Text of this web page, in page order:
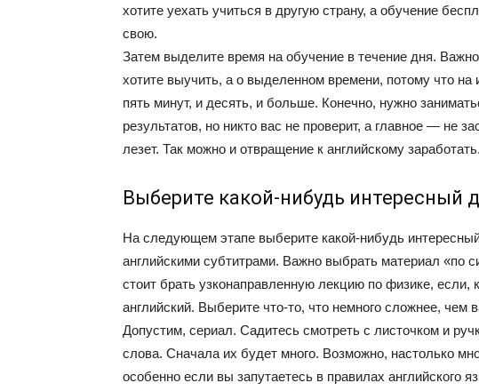
хотите уехать учиться в другую страну, а обучение
свою.
Затем выделите время на обучение в течение дня.
хотите выучить, а о выделенном времени, потому что на
пять минут, и десять, и больше. Конечно, нужно
результатов, но никто вас не проверит, а главное — не
лезет. Так можно и отвращение к английскому заработать.
Выберите какой-нибудь интересный
На следующем этапе выберите какой-нибудь
английскими субтитрами. Важно выбрать материал «по
стоит брать узконаправленную лекцию по физике, если,
английский. Выберите что-то, что немного сложнее, чем
Допустим, сериал. Садитесь смотреть с листочком и
слова. Сначала их будет много. Возможно, настолько
особенно если вы запутаетесь в правилах английского